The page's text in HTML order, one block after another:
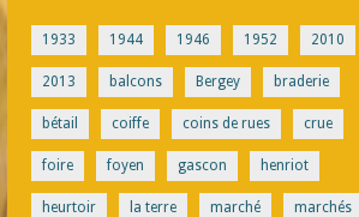
1933 1944 1946 1952 2010
2013 balcons Bergey braderie
bétail coiffe coins de rues crue
foire foyen gascon henriot
heurtoir la terre marché marchés